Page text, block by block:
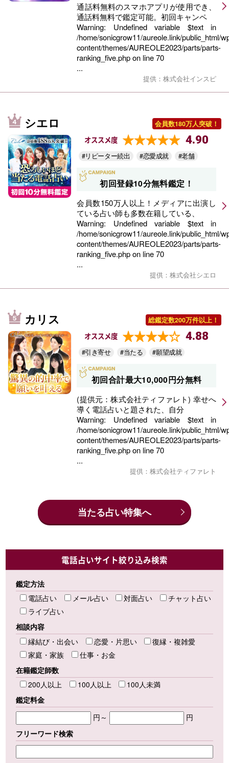
通話料無料のスマホアプリが使用でき、
通話料無料で鑑定可能。初回キャンペ
Warning: Undefined variable $text in
/home/sonicgrow11/aureole.link/public_html/
content/themes/AUREOLE2023/parts/parts-
ranking_five.phpon line70
...
提供：株式会社インスピ
シエロ 会員数180万人突破！
オススメ度 4.90
#リピーター続出 #恋愛成就 #老舗
初回登録10分無料鑑定！
会員数150万人以上！メディアに出演し
ている占い師も多数在籍している、
Warning: Undefined variable $text in
/home/sonicgrow11/aureole.link/public_html/
content/themes/AUREOLE2023/parts/parts-
ranking_five.phpon line70
...
提供：株式会社シエロ
カリス 総鑑定数200万件以上！
オススメ度 4.88
#引き寄せ #当たる #願望成就
初回合計最大10,000円分無料
(提供元：株式会社ティファレト) 幸せへ
導く電話占いと題された、自分
Warning: Undefined variable $text in
/home/sonicgrow11/aureole.link/public_html/
content/themes/AUREOLE2023/parts/parts-
ranking_five.phpon line70
...
提供：株式会社ティファレト
当たる占い特集へ
電話占いサイト絞り込み検索
鑑定方法
電話占い
メール占い 対面占い
チャット占い
ライブ占い
相談内容
縁結び・出会い
恋愛・片思い
復縁・複雑愛
家庭・家族
仕事・お金
在籍鑑定師数
200人以上
100人以上
100人未満
鑑定料金
円～
円
フリーワード検索